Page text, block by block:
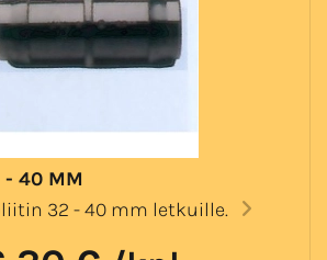
- 40 MM
32 - 40 mm letkuille.